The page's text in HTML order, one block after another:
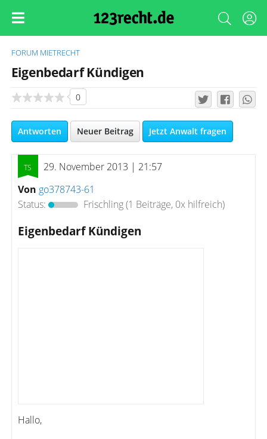
FORUM MIETRECHT
Eigenbedarf Kündigen
0
Antworten Neuer Beitrag Jetzt Anwalt fragen
29. November 2013 | 21:57
Von go378743-61
Status:
Frischling(1 Beiträge, 0x hilfreich)
Eigenbedarf Kündigen
Hallo,